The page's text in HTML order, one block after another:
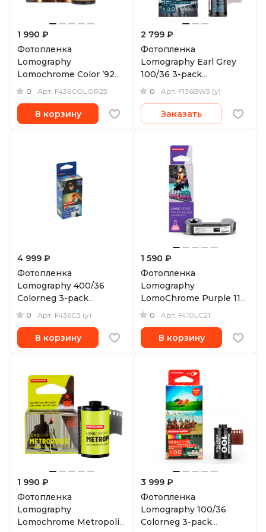
1 990 ₽
Фотопленка
Lomography
Lomochrome Color ’92
Sun-kissed 135, ISO 400,
0 Арт. F436COLOR23
В корзину
2 799 ₽
Фотопленка
Lomography Earl Grey
100/36 3-pack
(уцененный)
0 Арт. F136BW3 (у)
Заказать
4 999 ₽
Фотопленка
Lomography 400/36
Colorneg 3-pack
(уцененный)
0 Арт. F436C3 (у)
В корзину
1 590 ₽
Фотопленка
Lomography
LomoChrome Purple 110
ISO 100-400, 24 кадра
0 Арт. F410LC21
В корзину
1 990 ₽
Фотопленка
Lomography
Lomochrome Metropolis
3 999 ₽
Фотопленка
Lomography 100/36
Colorneg 3-pack